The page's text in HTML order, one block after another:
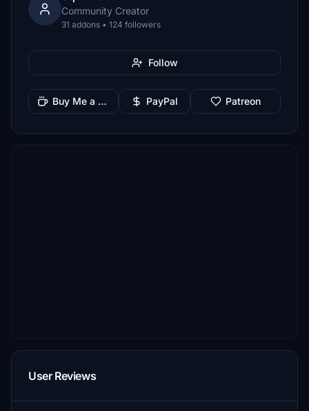
Community Creator
31 addons • 124 followers
Follow
Buy Me a Coffee PayPal Patreon
User Reviews